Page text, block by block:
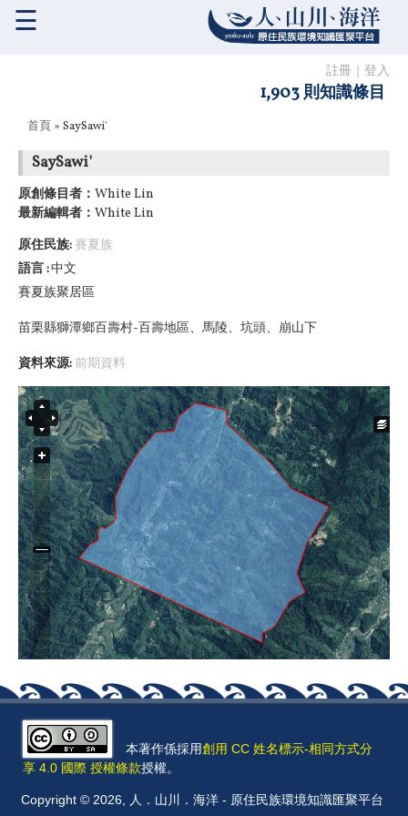
註冊 登入
1,903 則知識條目
☰
您在這裡
首頁 » SaySawi'
SaySawi'
原創條目者： White Lin
最新編輯者： White Lin
原住民族: 賽夏族
語言 中文
賽夏族聚居區
苗栗縣獅潭鄉百壽村-百壽地區、馬陵、坑頭、 崩山下
資料來源:前期資料
本著作係採用創用 CC 姓名標示-相同方式分
享 4.0 國際 授權條款授權。
Copyright © 2026, 人．山川．海洋 - 原住民族環境知識匯聚平台